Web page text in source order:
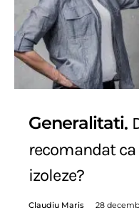
Generalitati
recomandat
izoleze?
Claudiu Maris 28